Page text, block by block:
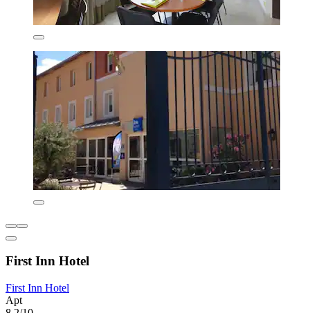
First Inn Hotel
First Inn Hotel
Apt